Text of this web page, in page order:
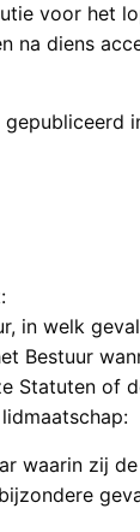
voor het
na diens
in welk
Bestuur
Statuten of
waarin zij